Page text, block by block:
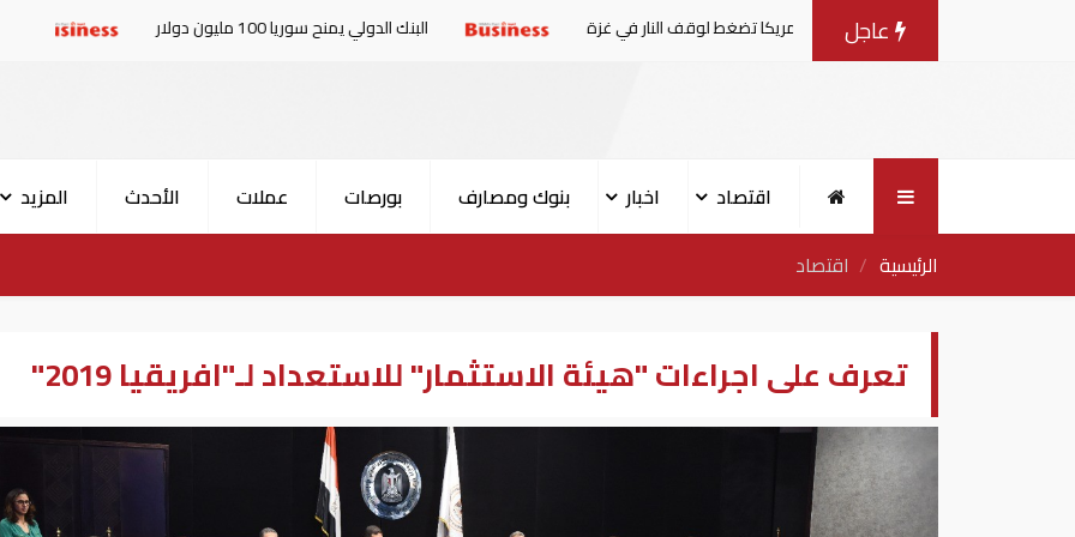
عاجل
مع إسرائيل.. وأمريكا تضغط لوقف النار في غزة البنك الدولي يمنح سوريا 100 مليون دولار الإمارات
اقتصاد اخبار بنوك ومصارف بورصات عملات الأحدث المزيد
الرئيسية
اقتصاد
تعرف على اجراءات "هيئة الاستثمار" للاستعداد لـ"افريقيا 2019"